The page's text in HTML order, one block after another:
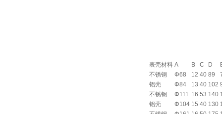
表壳材料 A B C D
不锈钢
Φ68 12 40 89
铝壳
Φ84 13 40 102
不锈钢
Φ111 16 53 140
铝壳
Φ104 15 40 130